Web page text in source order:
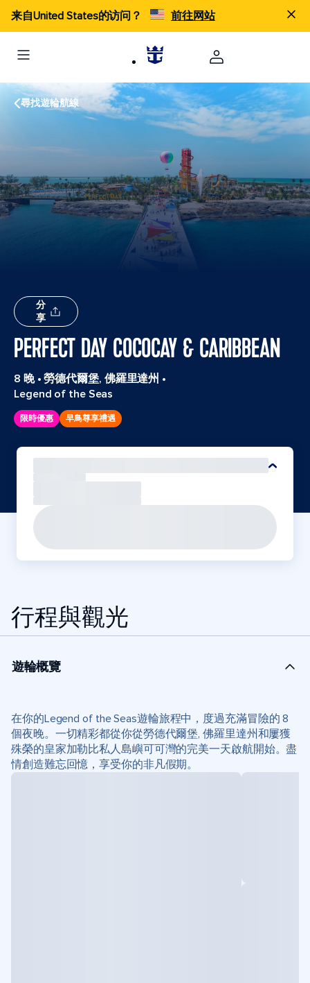
来自United States的访问？ 前往网站
尋找遊輪航線
分
享
PERFECT DAY COCOCAY & CARIBBEAN
8 晚•勞德代爾堡, 佛羅里達州 •
Legend of the Seas
限時優惠 早鳥尊享禮遇
行程與觀光
遊輪概覽
在你的Legend of the Seas遊輪旅程中，度過充滿冒險的 8
個夜晚。一切精彩都從你從勞德代爾堡, 佛羅里達州和屢獲
殊榮的皇家加勒比私人島嶼可可灣的完美一天啟航開始。盡
情創造難忘回憶，享受你的非凡假期。